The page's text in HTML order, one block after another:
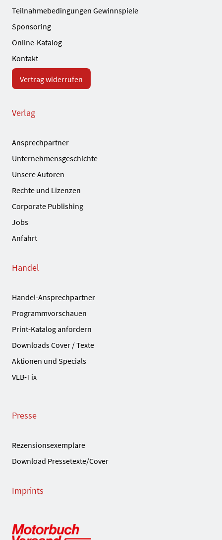
Teilnahmebedingungen Gewinnspiele
Sponsoring
Online-Katalog
Kontakt
Vertrag widerrufen
Verlag
Ansprechpartner
Unternehmensgeschichte
Unsere Autoren
Rechte und Lizenzen
Corporate Publishing
Jobs
Anfahrt
Handel
Handel-Ansprechpartner
Programmvorschauen
Print-Katalog anfordern
Downloads Cover / Texte
Aktionen und Specials
VLB-Tix
Presse
Rezensionsexemplare
Download Pressetexte/Cover
Imprints